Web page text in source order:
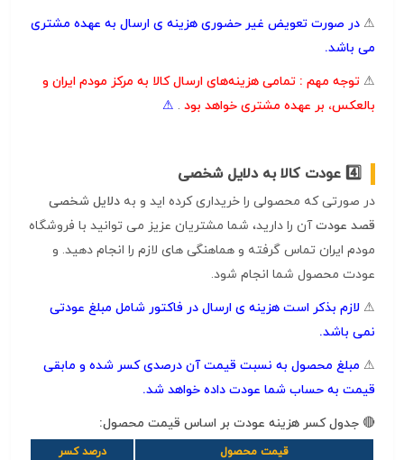
⚠ در صورت تعویض غیر حضوری هزینه ی ارسال به عهده مشتری
می باشد.
⚠ توجه مهم : تمامی هزینه‌های ارسال کالا به مرکز مودم ایران و
بالعکس، بر عهده مشتری خواهد بود .
⚠
عودت کالا به دلایل شخصی
در صورتی که محصولی را خریداری کرده اید و به دلایل شخصی
قصد عودتآن را دارید، شما مشتریان عزیز می توانید با فروشگاه
مودم ایران تماس گرفته و هماهنگی های لازم را انجام دهید. و
عودت محصول شما انجام شود.
⚠ لازم بذکر است هزینه ی ارسال در فاکتور شامل مبلغ عودتی
نمی باشد.
⚠ مبلغ محصول به نسبت قیمت آن درصدی کسر شده و مابقی
قیمت به حساب شما عودت داده خواهد شد.
جدول کسر هزینه عودت بر اساس قیمت محصول:
قیمت محصول
درصد کسر